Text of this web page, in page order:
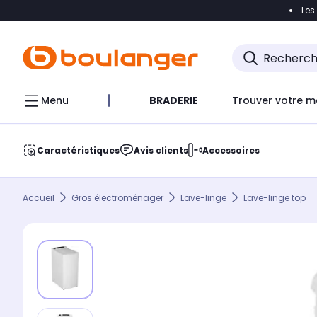
Accéder
Menu BRADERIE Trouver votre
Caractéristiques Avis clients Accessoires
Accueil Gros électroménager Lave-linge Lave-linge top